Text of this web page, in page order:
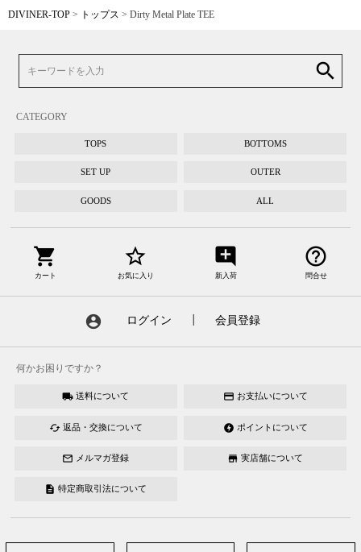
DIVINER-TOP トップス Dirty Metal Plate TEE
search
CATEGORY
TOPS BOTTOMS
SET UP OUTER
GOODS ALL
shopping_cart
カート
star_border
お気に入り
add_comment
新入荷
help_outline
問合せ
account_circle ログイン 会員登録
何かお困りですか？
local_shipping 送料について credit_card お支払いについて
cached 返品・交換について offline_bolt ポイントについて
mail_outline メルマガ登録 store 実店舗について
description 特定商取引法について